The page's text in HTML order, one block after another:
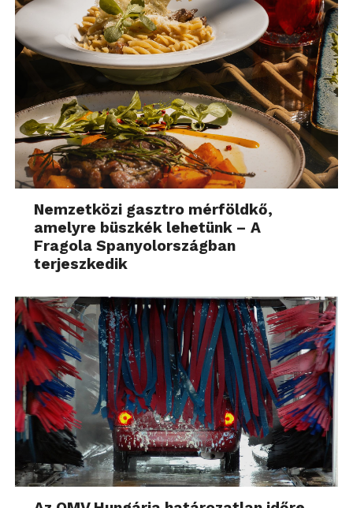
Nemzetközi gasztro mérföldkő,
amelyre büszkék lehetünk – A
Fragola Spanyolországban
terjeszkedik